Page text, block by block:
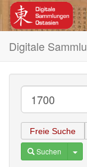
Digitale
Freie Suche
Suchen